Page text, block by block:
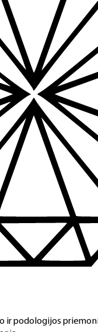
produktus nagams,
Jūsų poreikiams
visoje
su užsakymu, mus